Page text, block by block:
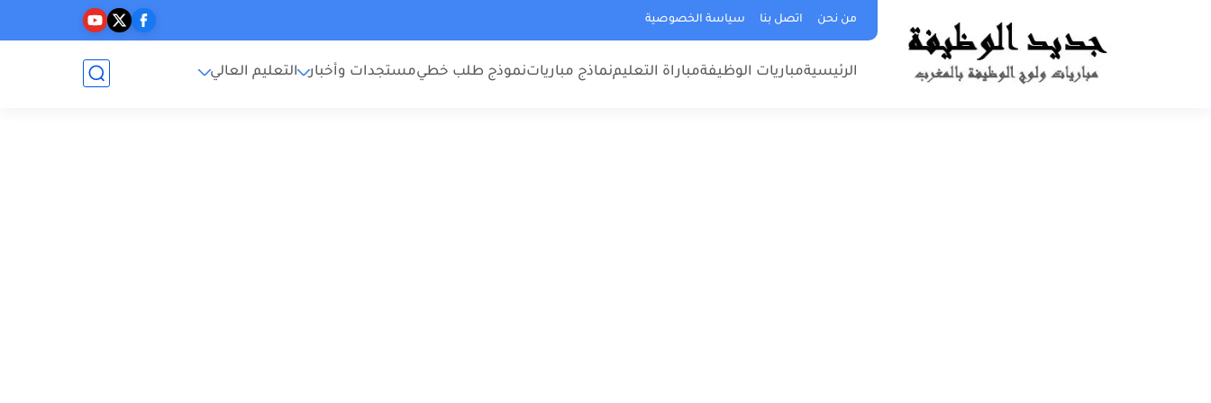
من نحن اتصل بنا سياسة الخصوصية
الرئيسيةمباريات الوظيفةمباراة التعليمنماذج مبارياتنموذج طلب خطيمستجدات وأخبار التعليم العالي